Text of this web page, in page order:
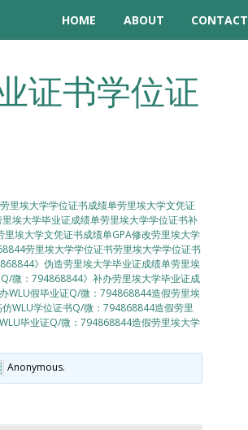
HOME ABOUT CONTACT
证书学位证
里埃大学学位证书成绩单劳里埃大学文凭证
埃大学毕业证成绩单劳里埃大学学位证书补
埃大学文凭证书成绩单GPA修改劳里埃大学
劳里埃大学学位证书劳里埃大学学位证书
》伪造劳里埃大学毕业证成绩单劳里埃
微：794868844》补办劳里埃大学毕业证成
WLU假毕业证Q/微：794868844造假劳里埃
WLU学位证书Q/微：794868844造假劳里
毕业证Q/微：794868844造假劳里埃大学
Anonymous.